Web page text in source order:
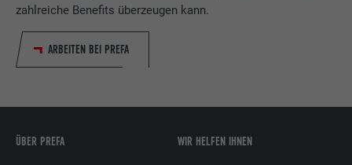
zahlreiche Benefits überzeugen kann.
ARBEITEN BEI PREFA
ÜBER PREFA WIR HELFEN IHNEN